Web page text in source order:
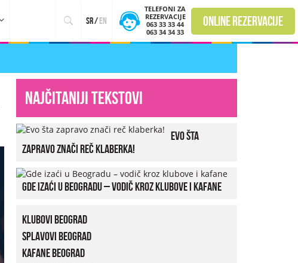
sr/en
TELEFONI ZA
REZERVACIJE
063 33 33 44
063 34 34 33
online rezervacije
Najčitaniji tekstovi
Evo šta
zapravo znači reč klaberka!
Gde izaći u Beogradu – vodič kroz klubove i kafane
Klubovi Beograd
Splavovi Beograd
Kafane Beograd